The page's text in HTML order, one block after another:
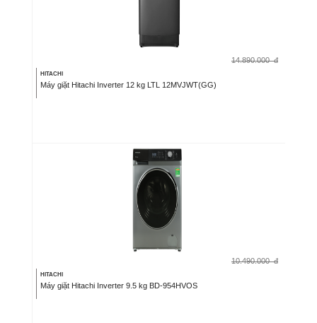
14.890.000 đ
HITACHI
Máy giặt Hitachi Inverter 12 kg LTL 12MVJWT(GG)
10.490.000 đ
HITACHI
Máy giặt Hitachi Inverter 9.5 kg BD-954HVOS